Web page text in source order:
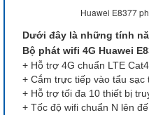
Huawei E8377
Dưới đây là những tính
Bộ phát wifi 4G Huawei
+ Hỗ trợ 4G chuẩn LTE
+ Cắm trực tiếp vào tẩu sạc
+ Hỗ trợ tối đa 10 thiết bị
+ Tốc độ wifi chuẩn N lên